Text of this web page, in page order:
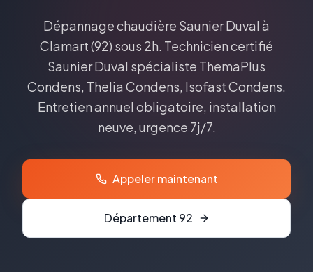
Dépannage chaudière Saunier Duval à
Clamart(92) sous 2h. Technicien certifié
Saunier Duval spécialiste ThemaPlus
Condens, Thelia Condens, Isofast Condens.
Entretien annuel obligatoire, installation
neuve, urgence 7j/7.
Appeler maintenant
Département 92